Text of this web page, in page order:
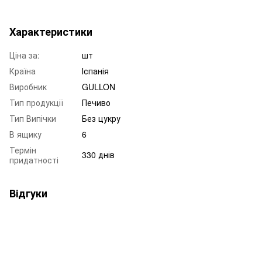
Характеристики
Ціна за:
шт
Країна
Іспанія
Виробник
GULLON
Тип продукції
Печиво
Тип Випічки
Без цукру
В ящику
6
Термін
придатності
330 днів
Відгуки